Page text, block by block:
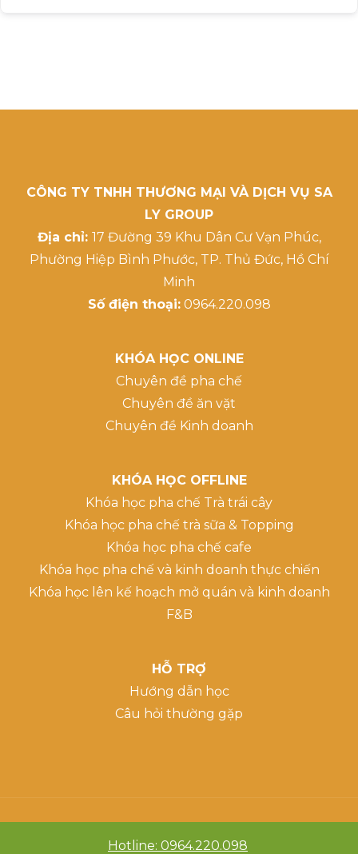
CÔNG TY TNHH THƯƠNG MẠI VÀ DỊCH VỤ SA
LY GROUP
Địa chỉ: 17 Đường 39 Khu Dân Cư Vạn Phúc,
Phường Hiệp Bình Phước, TP. Thủ Đức, Hồ Chí
Minh
Số điện thoại:0964.220.098
KHÓA HỌC ONLINE
Chuyên đề pha chế
Chuyên đề ăn vặt
Chuyên đề Kinh doanh
KHÓA HỌC OFFLINE
Khóa học pha chế Trà trái cây
Khóa học pha chế trà sữa & Topping
Khóa học pha chế cafe
Khóa học pha chế và kinh doanh thực chiến
Khóa học lên kế hoạch mở quán và kinh doanh
F&B
HỖ TRỢ
Hướng dẫn học
Câu hỏi thường gặp
Hotline: 0964.220.098